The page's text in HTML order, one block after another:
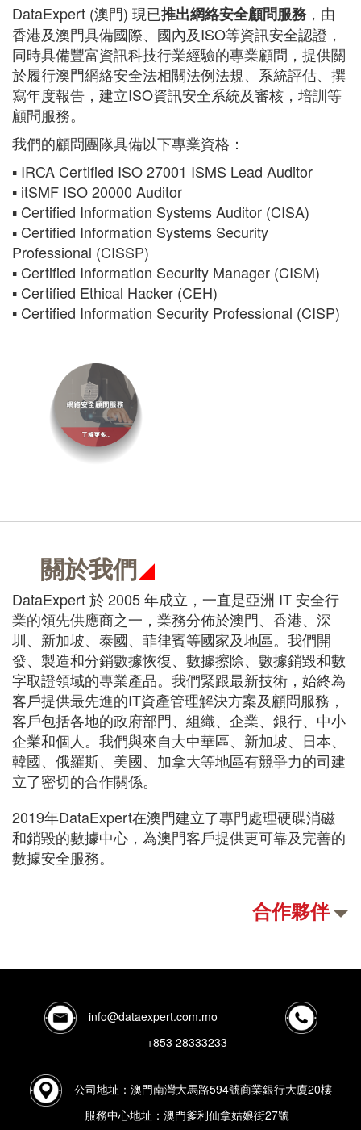
DataExpert (澳門) 現已推出網絡安全顧問服務 ，由
香港及澳門具備國際、國內及ISO等資訊安全認證，
同時具備豐富資訊科技行業經驗的專業顧問，提供關
於履行澳門網絡安全法相關法例法規、系統評估、撰
寫年度報告，建立ISO資訊安全系統及審核，培訓等
顧問服務。
我們的顧問團隊具備以下專業資格：
▪ IRCA Certified ISO 27001 ISMS Lead Auditor
▪ itSMF ISO 20000 Auditor
▪ Certified Information Systems Auditor (CISA)
▪ Certified Information Systems Security
Professional (CISSP)
▪ Certified Information Security Manager (CISM)
▪ Certified Ethical Hacker (CEH)
▪ Certified Information Security Professional (CISP)
關於我們
DataExpert 於 2005 年成立，一直是亞洲 IT 安全行
業的領先供應商之一，業務分佈於澳門、香港、深
圳、新加坡、泰國、菲律賓等國家及地區。我們開
發、製造和分銷數據恢復、數據擦除、數據銷毀和數
字取證領域的專業產品。我們緊跟最新技術，始終為
客戶提供最先進的IT資產管理解決方案及顧問服務，
客戶包括各地的政府部門、組織、企業、銀行、中小
企業和個人。我們與來自大中華區、新加坡、日本、
韓國、俄羅斯、美國、加拿大等地區有競爭力的司建
立了密切的合作關係。
2019年DataExpert在澳門建立了專門處理硬碟消磁
和銷毀的數據中心，為澳門客戶提供更可靠及完善的
數據安全服務。
合作夥伴
info@dataexpert.com.mo
+853 28333233
公司地址：澳門南灣大馬路594號商業銀行大廈20樓
服務中心地址：澳門爹利仙拿姑娘街27號